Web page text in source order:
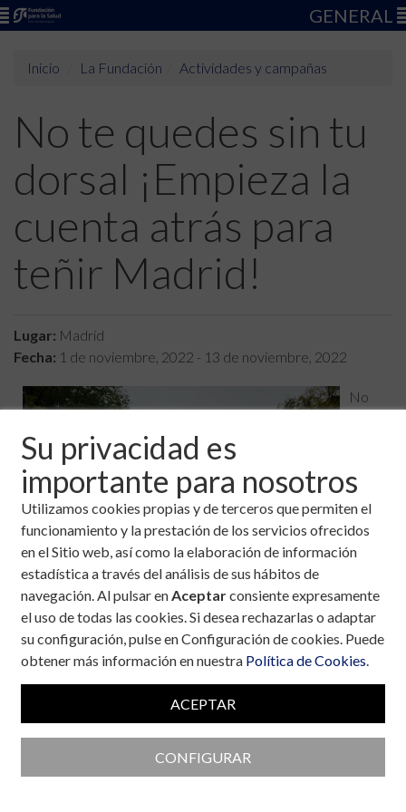
Su privacidad es
importante para nosotros
Utilizamos cookies propias y de terceros que permiten el
funcionamiento y la prestación de los servicios ofrecidos
en el Sitio web, así como la elaboración de información
estadística a través del análisis de sus hábitos de
navegación. Al pulsar enAceptarconsiente expresamente
el uso de todas las cookies. Si desea rechazarlas o adaptar
su configuración, pulse en Configuración de cookies. Puede
obtener más información en nuestra Política de Cookies.
ACEPTAR
CONFIGURAR
GENERAL
Inicio La Fundación Actividades y campañas
No te quedes sin tu
dorsal ¡Empieza la
cuenta atrás para
teñir Madrid!
Lugar: Madrid
Fecha: 1 de noviembre, 2022 - 13 de noviembre, 2022
No
13 de
noviembre, día en el que junto la Asociación Diabetes Madrid
9ª Carrera y
Caminata Popular por la Diabetes y ExpoDiabetes.
Un evento deportivo y solidario que, desde hace más de 8
años, organizamos para teñir de azul y poner en el lugar que
merecen a las personas que conviven con la patología. Es una
familiares, amigos y un importante número de corredores que